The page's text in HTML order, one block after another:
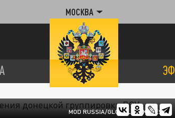
МОСКВА
MOD RUSSIA/GLOBALLOOKPRESS